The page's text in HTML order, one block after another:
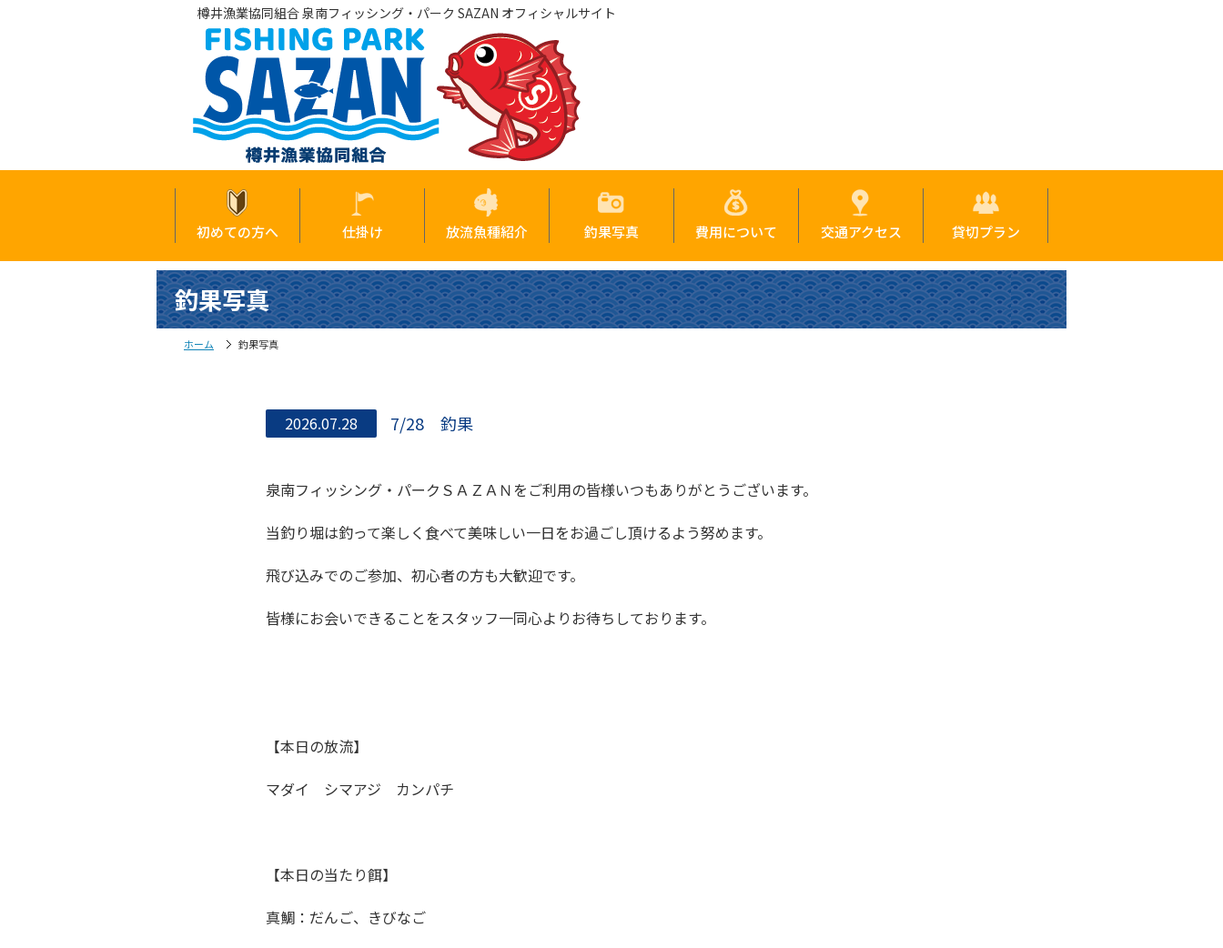
樽井漁業協同組合 泉南フィッシング・パーク SAZAN オフィシャルサイト
初めての方へ 仕掛け 放流魚種紹介 釣果写真 費用について 交通アクセス 貸切プラン
釣果写真
ホーム 釣果写真
2026.07.28 7/28 釣果
泉南フィッシング・パークＳＡＺＡＮをご利用の皆様いつもありがとうございます。
当釣り堀は釣って楽しく食べて美味しい一日をお過ごし頂けるよう努めます。
飛び込みでのご参加、初心者の方も大歓迎です。
皆様にお会いできることをスタッフ一同心よりお待ちしております。
【本日の放流】
マダイ シマアジ カンパチ
【本日の当たり餌】
真鯛：だんご、きびなご